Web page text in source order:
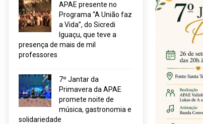
APAE presente no
Programa “A União faz
a Vida”, do Sicredi
Iguaçu, que teve a
presença de mais de mil
professores
7º Jantar da
Primavera da APAE
promete noite de
música, gastronomia e
solidariedade